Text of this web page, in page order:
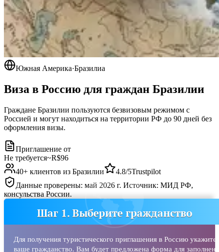
Южная Америка·Бразилиа
Виза в Россию для граждан Бразилии
Граждане Бразилии пользуются безвизовым режимом с
Россией и могут находиться на территории РФ до 90 дней без
оформления визы.
Приглашение от
Не требуется~R$96
40+ клиентов из Бразилии 4.8/5Trustpilot
Данные проверены: май 2026 г. Источник: МИД РФ,
консульства России.
Шаг 1. Выберите гражданство
Для получения туристического приглашения в Россию укажите
ваше гражданство. Вам будет предложена форма для